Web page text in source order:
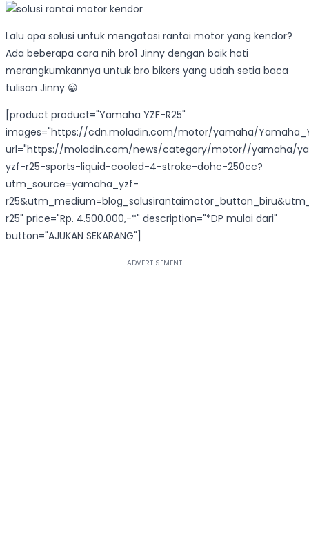
Lalu apa solusi untuk mengatasi rantai motor yang kendor?
Ada beberapa cara nih bro1 Jinny dengan baik hati
merangkumkannya untuk bro bikers yang udah setia baca
tulisan Jinny 😀
[product product="Yamaha YZF-R25"
images="https://cdn.moladin.com/motor/yamaha/
url="https://moladin.com/news/category/motor//yamaha/
yzf-r25-sports-liquid-cooled-4-stroke-dohc-250cc?
utm_source=yamaha_yzf-
r25" price="Rp. 4.500.000,-*" description="*DP mulai dari"
button="AJUKAN SEKARANG"]